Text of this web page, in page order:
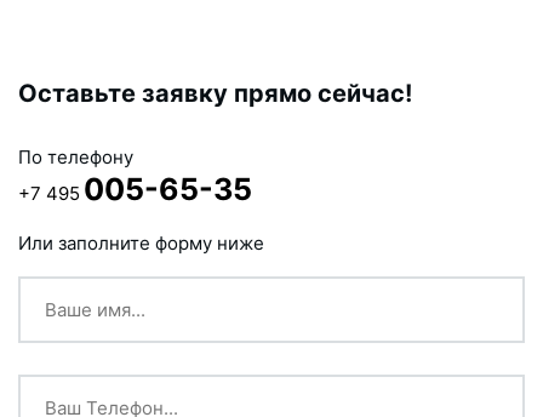
Оставьте заявку прямо сейчас!
По телефону
+7 495 005-65-35
Или заполните форму ниже